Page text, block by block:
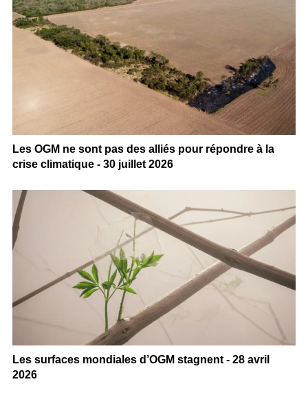
Les OGM ne sont pas des alliés pour répondre à la
crise climatique - 30 juillet 2026
Les surfaces mondiales d’OGM stagnent - 28 avril
2026